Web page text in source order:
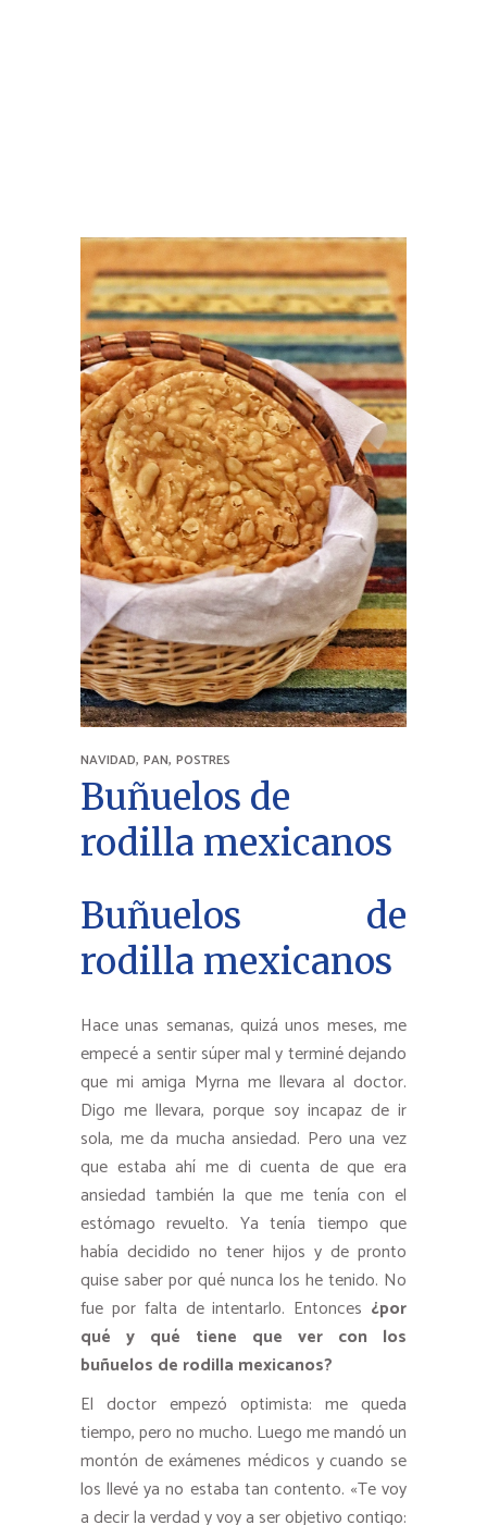
NAVIDAD, PAN, POSTRES
Buñuelos de
rodilla mexicanos
Buñuelos de
rodilla mexicanos
Hace unas semanas, quizá unos meses, me
empecé a sentir súper mal y terminé dejando
que mi amiga Myrna me llevara al doctor.
Digo me llevara, porque soy incapaz de ir
sola, me da mucha ansiedad. Pero una vez
que estaba ahí me di cuenta de que era
ansiedad también la que me tenía con el
estómago revuelto. Ya tenía tiempo que
había decidido no tener hijos y de pronto
quise saber por qué nunca los he tenido. No
fue por falta de intentarlo. Entonces ¿por
qué y qué tiene que ver con los
buñuelos de rodilla mexicanos?
El doctor empezó optimista: me queda
tiempo, pero no mucho. Luego me mandó un
montón de exámenes médicos y cuando se
los llevé ya no estaba tan contento. «Te voy
a decir la verdad y voy a ser objetivo contigo: